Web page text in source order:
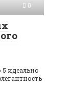
0
идеально